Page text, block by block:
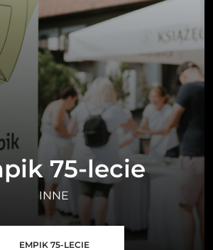
75-lecie
INNE
EMPIK 75-LECIE